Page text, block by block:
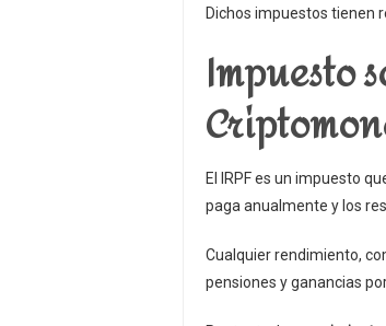
Dichos impuestos tienen
Impuesto
El IRPF es un impuesto
paga anualmente y los
Cualquier rendimiento,
pensiones y ganancias